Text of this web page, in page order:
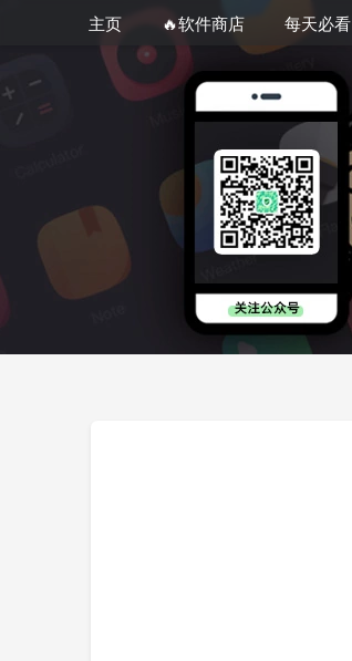
主页 🔥软件商店 每天必看